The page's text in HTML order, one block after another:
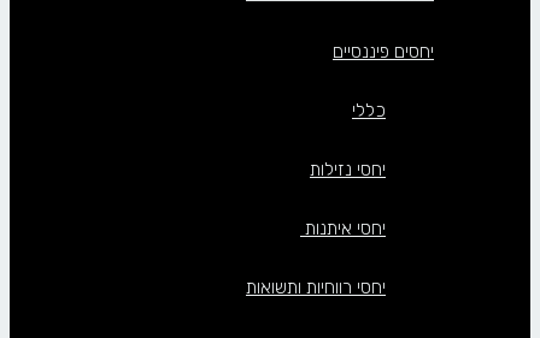
יחסים פיננסיים
כללי
יחסי נזילות
יחסי איתנות
יחסי רווחיות ותשואות